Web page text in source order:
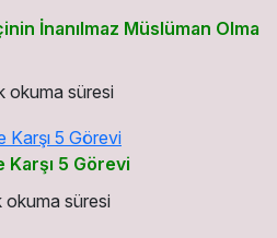
İnanılmaz Müslüman Olma
okuma süresi
Karşı 5 Görevi
okuma süresi